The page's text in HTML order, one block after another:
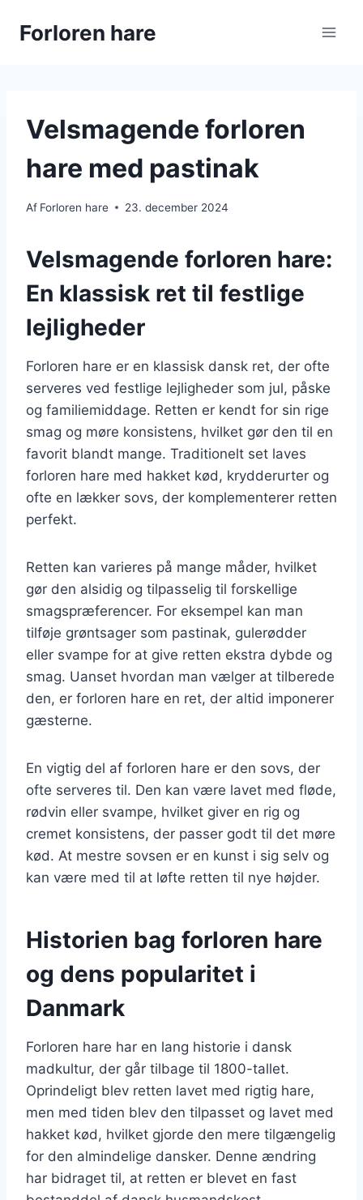
Forloren hare
Velsmagende forloren
hare med pastinak
Af Forloren hare 23. december 2024
Velsmagende forloren hare:
En klassisk ret til festlige
lejligheder
Forloren hare er en klassisk dansk ret, der ofte
serveres ved festlige lejligheder som jul, påske
og familiemiddage. Retten er kendt for sin rige
smag og møre konsistens, hvilket gør den til en
favorit blandt mange. Traditionelt set laves
forloren hare med hakket kød, krydderurter og
ofte en lækker sovs, der komplementerer retten
perfekt.
Retten kan varieres på mange måder, hvilket
gør den alsidig og tilpasselig til forskellige
smagspræferencer. For eksempel kan man
tilføje grøntsager som pastinak, gulerødder
eller svampe for at give retten ekstra dybde og
smag. Uanset hvordan man vælger at tilberede
den, er forloren hare en ret, der altid imponerer
gæsterne.
En vigtig del af forloren hare er den sovs, der
ofte serveres til. Den kan være lavet med fløde,
rødvin eller svampe, hvilket giver en rig og
cremet konsistens, der passer godt til det møre
kød. At mestre sovsen er en kunst i sig selv og
kan være med til at løfte retten til nye højder.
Historien bag forloren hare
og dens popularitet i
Danmark
Forloren hare har en lang historie i dansk
madkultur, der går tilbage til 1800-tallet.
Oprindeligt blev retten lavet med rigtig hare,
men med tiden blev den tilpasset og lavet med
hakket kød, hvilket gjorde den mere tilgængelig
for den almindelige dansker. Denne ændring
har bidraget til, at retten er blevet en fast